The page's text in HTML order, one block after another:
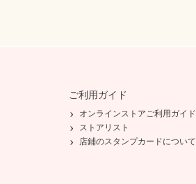
ご利用ガイド
オンラインストアご利用ガイド
ストアリスト
店鋪のスタンプカードについて